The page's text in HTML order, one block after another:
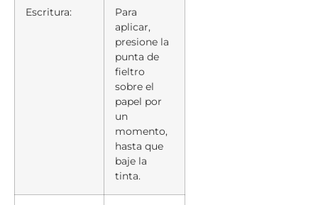
Escritura:
Para
aplicar,
presione la
punta de
fieltro
sobre el
papel por
un
momento,
hasta que
baje la
tinta.